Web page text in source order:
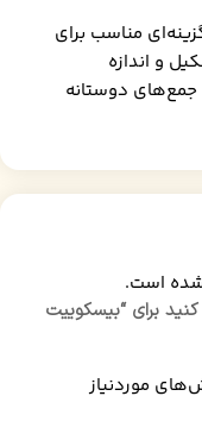
مناسب برای
و اندازه
جمع‌های دوستانه
است.
برای “بیسکوییت
موردنیاز